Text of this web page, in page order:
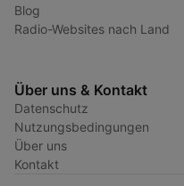
Blog
Radio-Websites nach Land
Über uns & Kontakt
Datenschutz
Nutzungsbedingungen
Über uns
Kontakt